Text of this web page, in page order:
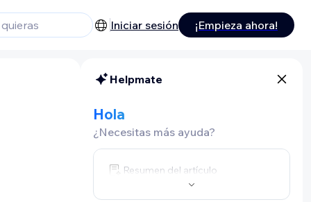
Iniciar sesión ¡Empieza ahora!
Helpmate
Hola
¿Necesitas más ayuda?
Resumen del artículo